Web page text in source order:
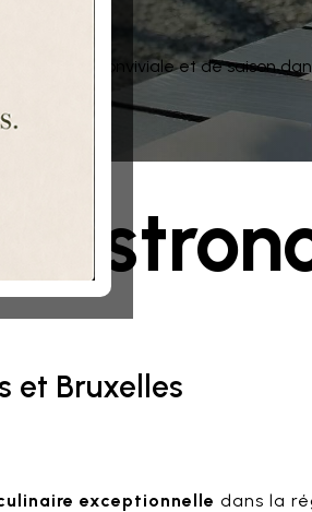
conviviale et de saison
et Bruxelles
exceptionnelle dans la